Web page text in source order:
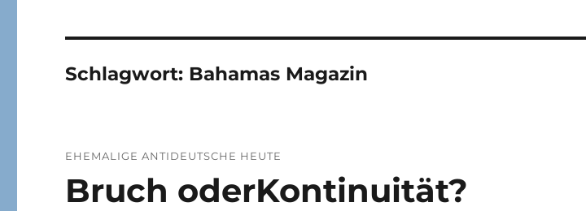
Schlagwort: Bahamas Magazin
EHEMALIGE ANTIDEUTSCHE HEUTE
Bruch oderKontinuität?